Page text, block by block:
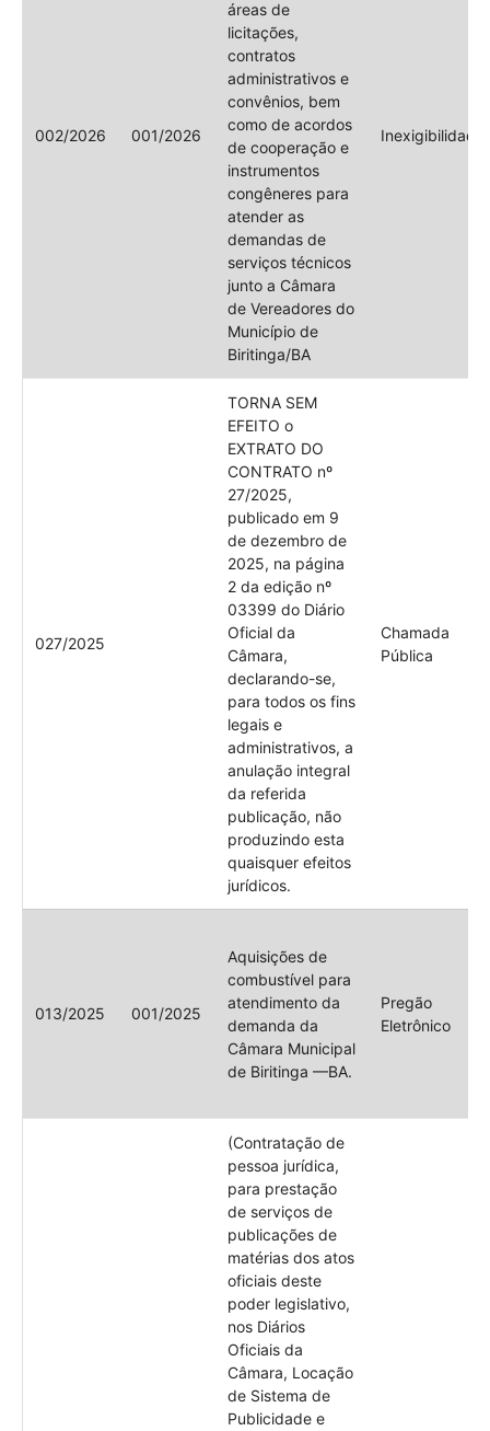
002/2026 001/2026
áreas de
licitações,
contratos
administrativos e
convênios, bem
como de acordos
de cooperação e
instrumentos
congêneres para
atender as
demandas de
serviços técnicos
junto a Câmara
de Vereadores do
Município de
Biritinga/BA
Inexigibilidade
027/2025
TORNA SEM
EFEITO o
EXTRATO DO
CONTRATO nº
27/2025,
publicado em 9
de dezembro de
2025, na página
2 da edição nº
03399 do Diário
Oficial da
Câmara,
declarando-se,
para todos os fins
legais e
administrativos, a
anulação integral
da referida
publicação, não
produzindo esta
quaisquer efeitos
jurídicos.
Chamada
Pública
013/2025 001/2025
Aquisições de
combustível para
atendimento da
demanda da
Câmara Municipal
de Biritinga —BA.
Pregão
Eletrônico
(Contratação de
pessoa jurídica,
para prestação
de serviços de
publicações de
matérias dos atos
oficiais deste
poder legislativo,
nos Diários
Oficiais da
Câmara, Locação
de Sistema de
Publicidade e